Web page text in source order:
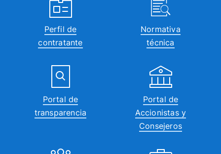
Perfil de
contratante
Normativa
técnica
Portal de
transparencia
Portal de
Accionistas y
Consejeros